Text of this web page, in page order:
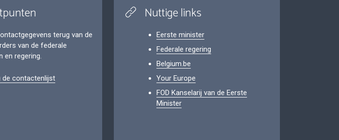
terug van de
van de federale
en regering.
de contactenlijst
Nuttige links
Eerste minister
Federale regering
Belgium.be
Your Europe
FOD Kanselarij van de Eerste
Minister